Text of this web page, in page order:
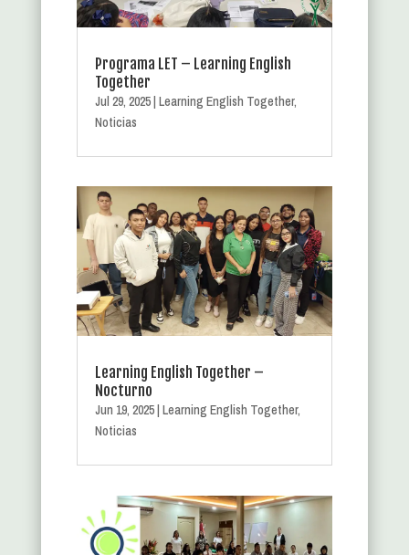
Programa LET – Learning English
Together
Jul 29, 2025|Learning English Together,
Noticias
Learning English Together –
Nocturno
Jun 19, 2025 |Learning English Together,
Noticias